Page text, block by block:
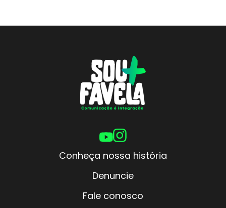
Conheça nossa história
Denuncie
Fale conosco